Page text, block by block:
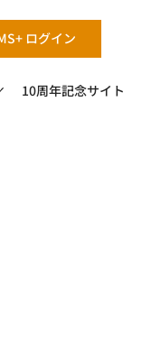
ログイン
10周年記念サイト